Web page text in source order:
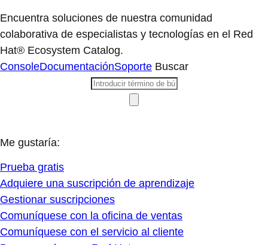
Encuentra soluciones de nuestra comunidad
colaborativa de especialistas y tecnologías en el Red
Hat® Ecosystem Catalog.
ConsoleDocumentaciónSoporte Buscar
Me gustaría:
Prueba gratis
Adquiere una suscripción de aprendizaje
Gestionar suscripciones
Comuníquese con la oficina de ventas
Comuníquese con el servicio al cliente